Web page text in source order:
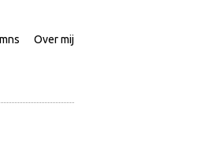
Over mij